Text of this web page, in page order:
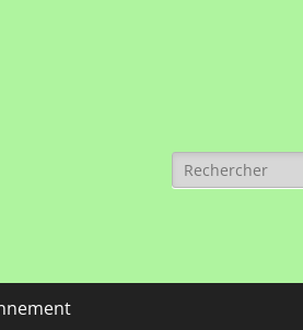
Rechercher :